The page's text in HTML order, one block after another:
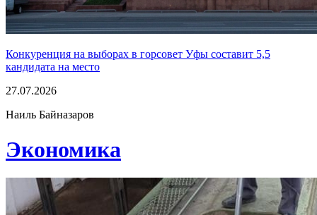
Конкуренция на выборах в горсовет Уфы составит 5,5
кандидата на место
27.07.2026
Наиль Байназаров
Экономика